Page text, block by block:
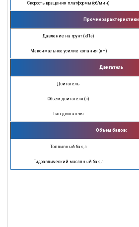
Скорость вращения платформы (об/мин)
Прочие характеристики
Давление на грунт (кПа)
Максимальное усилие копания (кН)
Двигатель
Двигатель
Объем двигателя (л)
Тип двигателя
Объем баков:
Топливный бак, л
Гидравлический масляный бак, л